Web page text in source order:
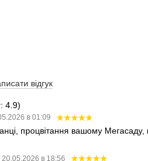
відгук
4.9)
в 01:09
процвітання вашому
20.05.2026 в 18:56